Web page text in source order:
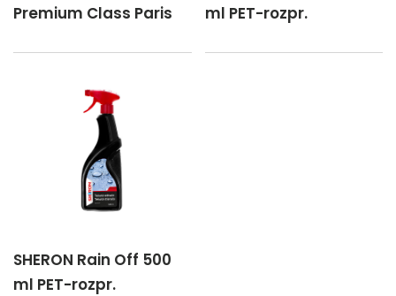
Premium Class Paris
ml PET-rozpr.
SHERON Rain Off 500
ml PET-rozpr.